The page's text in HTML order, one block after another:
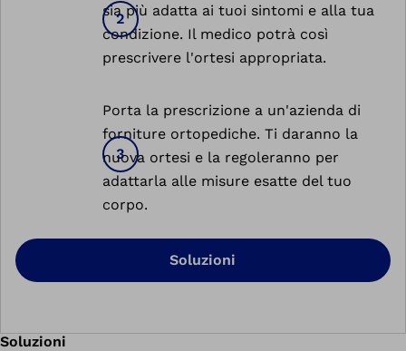
sia più adatta ai tuoi sintomi e alla tua
condizione. Il medico potrà così
prescrivere l'ortesi appropriata.
Porta la prescrizione a un'azienda di
forniture ortopediche. Ti daranno la
nuova ortesi e la regoleranno per
adattarla alle misure esatte del tuo
corpo.
Soluzioni
Soluzioni